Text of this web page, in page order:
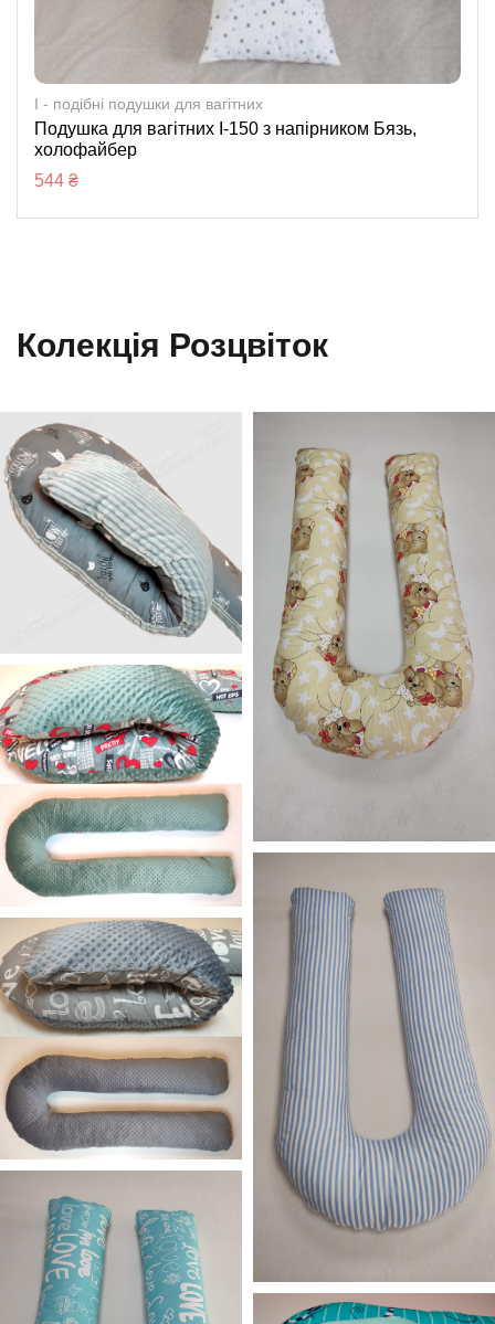
I - подібні подушки для вагітних
Подушка для вагітних І-150 з напірником Бязь,
холофайбер
544 ₴
Колекція Розцвіток